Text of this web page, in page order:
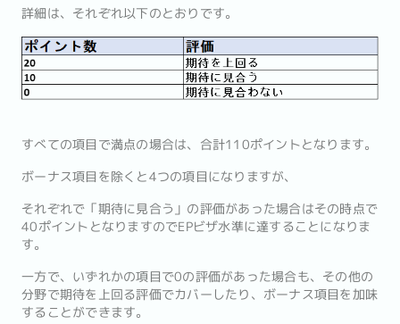
詳細は、それぞれ以下のとおりです。
すべての項目で満点の場合は、合計110ポイントとなります。
ボーナス項目を除くと4つの項目になりますが、
それぞれで「期待に見合う」の評価があった場合はその時点で
40ポイントとなりますのでEPビザ水準に達することになりま
す。
一方で、いずれかの項目で0の評価があった場合も、その他の
分野で期待を上回る評価でカバーしたり、ボーナス項目を加味
することができます。